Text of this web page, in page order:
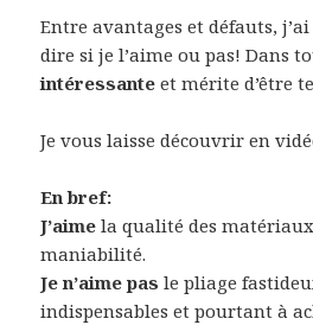
Entre avantages et défauts,
dire si je l’aime ou pas! Dans
intéressanteet mérite d’être
Je vous laisse découvrir en
En bref:
J’aime la qualité des
maniabilité.
Je n’aime pas le pliage
indispensables et pourtant à